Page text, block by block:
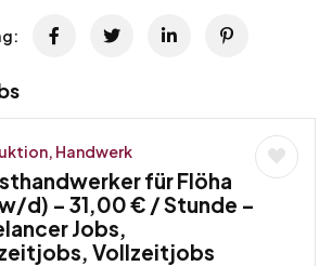
Handwerk
für Flöha
d) – 31,00 € / Stunde –
Jobs,
Vollzeitjobs